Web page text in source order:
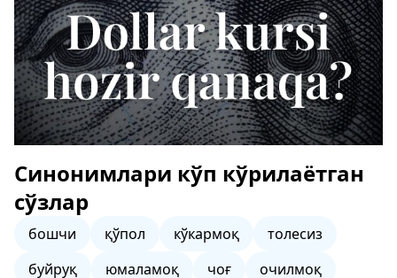
Синонимлари кўп кўрилаётган
сўзлар
бошчи қўпол кўкармоқ
толесиз
буйруқ
юмаламоқ чоғ
очилмоқ